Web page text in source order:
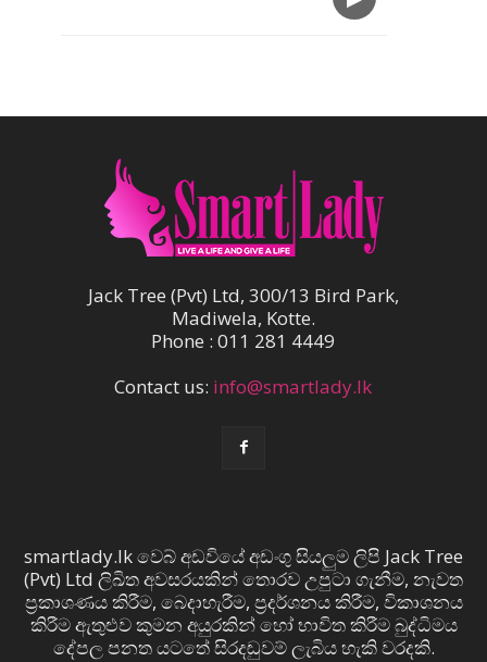
Jack Tree (Pvt) Ltd, 300/13 Bird Park,
Madiwela, Kotte.
Phone : 011 281 4449
Contact us: info@smartlady.lk
smartlady.lk වෙබ් අඩවියේ අඩංගු සියලුම ලිපි Jack Tree
(Pvt) Ltd ලිඛිත අවසරයකින් තොරව උපුටා ගැනීම, නැවත
ප්‍රකාශණය කිරීම, බෙදාහැරීම, ප්‍රදර්ශනය කිරීම, විකාශනය
කිරීම ඇතුළුව කුමන අයුරකින් හෝ භාවිත කිරීම බුද්ධිමය
දේපල පනත යටතේ සිරදඬුවම් ලැබිය හැකි වරදකි.